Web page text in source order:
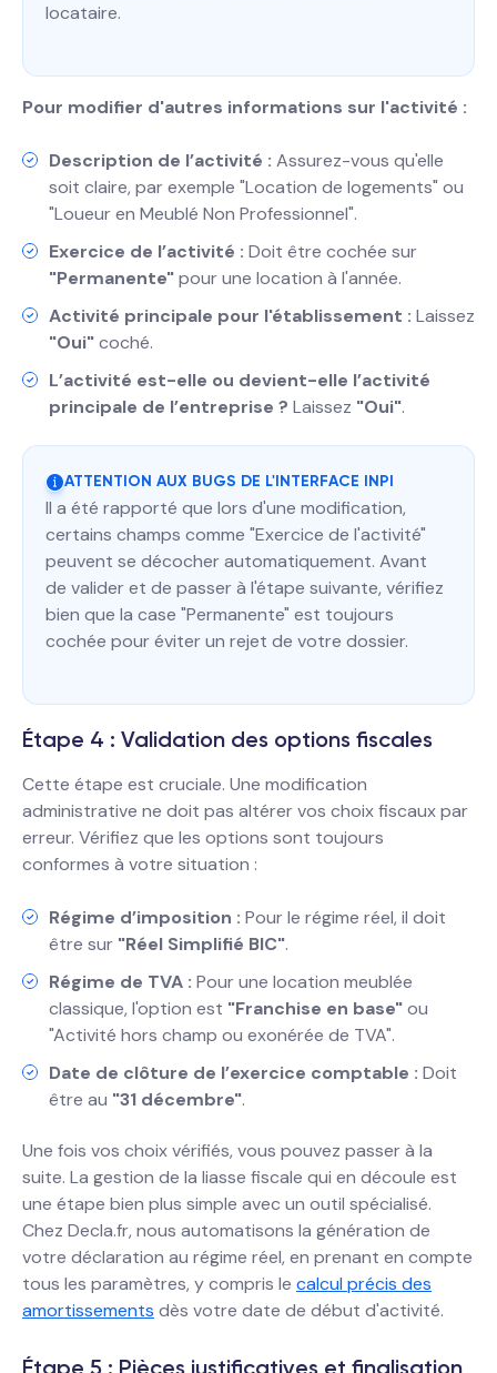
locataire.
Pour modifier d'autres informations sur l'activité :
Description de l’activité : Assurez-vous qu'elle
soit claire, par exemple "Location de logements" ou
"Loueur en Meublé Non Professionnel".
Exercice de l’activité : Doit être cochée sur
"Permanente"pour une location à l'année.
Activité principale pour l'établissement : Laissez
"Oui"coché.
L’activité est-elle ou devient-elle l’activité
principale de l’entreprise ? Laissez "Oui".
ATTENTION AUX BUGS DE L'INTERFACE INPI
Il a été rapporté que lors d'une modification,
certains champs comme "Exercice de l'activité"
peuvent se décocher automatiquement. Avant
de valider et de passer à l'étape suivante, vérifiez
bien que la case "Permanente" est toujours
cochée pour éviter un rejet de votre dossier.
Étape 4 : Validation des options fiscales
Cette étape est cruciale. Une modification
administrative ne doit pas altérer vos choix fiscaux par
erreur. Vérifiez que les options sont toujours
conformes à votre situation :
Régime d’imposition : Pour le régime réel, il doit
être sur "Réel Simplifié BIC".
Régime de TVA : Pour une location meublée
classique, l'option est "Franchise en base"ou
"Activité hors champ ou exonérée de TVA".
Date de clôture de l’exercice comptable : Doit
être au "31 décembre".
Une fois vos choix vérifiés, vous pouvez passer à la
suite. La gestion de la liasse fiscale qui en découle est
une étape bien plus simple avec un outil spécialisé.
Chez Decla.fr, nous automatisons la génération de
votre déclaration au régime réel, en prenant en compte
tous les paramètres, y compris le calcul précis des
amortissements dès votre date de début d'activité.
Étape 5 : Pièces justificatives et finalisation